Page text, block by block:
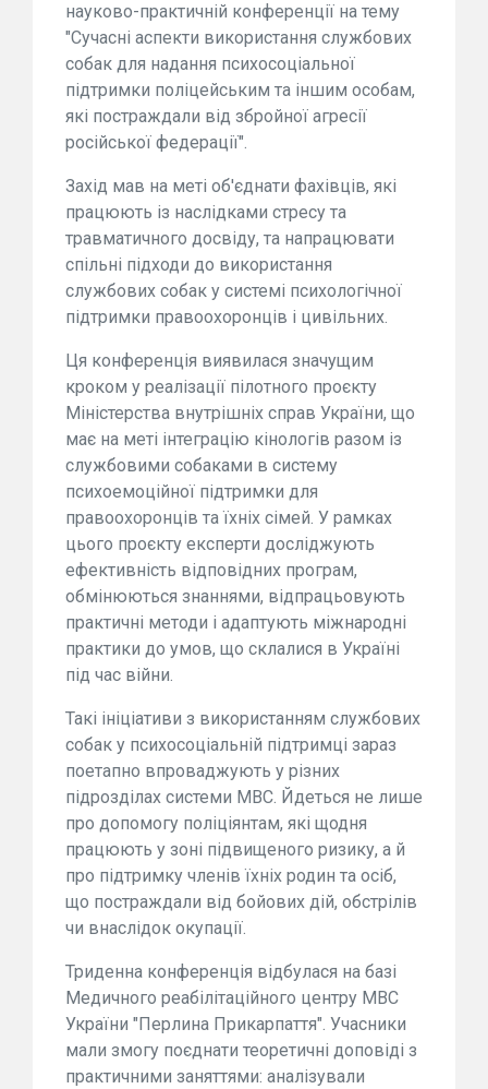
науково-практичній конференції на тему
"Сучасні аспекти використання службових
собак для надання психосоціальної
підтримки поліцейським та іншим особам,
які постраждали від збройної агресії
російської федерації".
Захід мав на меті об'єднати фахівців, які
працюють із наслідками стресу та
травматичного досвіду, та напрацювати
спільні підходи до використання
службових собак у системі психологічної
підтримки правоохоронців і цивільних.
Ця конференція виявилася значущим
кроком у реалізації пілотного проєкту
Міністерства внутрішніх справ України, що
має на меті інтеграцію кінологів разом із
службовими собаками в систему
психоемоційної підтримки для
правоохоронців та їхніх сімей. У рамках
цього проєкту експерти досліджують
ефективність відповідних програм,
обмінюються знаннями, відпрацьовують
практичні методи і адаптують міжнародні
практики до умов, що склалися в Україні
під час війни.
Такі ініціативи з використанням службових
собак у психосоціальній підтримці зараз
поетапно впроваджують у різних
підрозділах системи МВС. Йдеться не лише
про допомогу поліціянтам, які щодня
працюють у зоні підвищеного ризику, а й
про підтримку членів їхніх родин та осіб,
що постраждали від бойових дій, обстрілів
чи внаслідок окупації.
Триденна конференція відбулася на базі
Медичного реабілітаційного центру МВС
України "Перлина Прикарпаття". Учасники
мали змогу поєднати теоретичні доповіді з
практичними заняттями: аналізували